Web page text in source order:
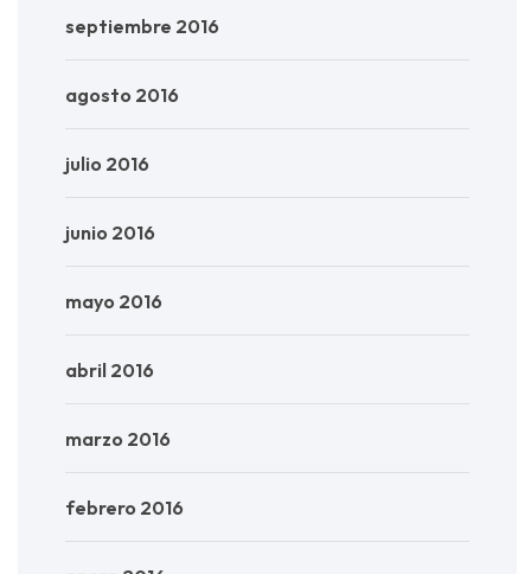
septiembre 2016
agosto 2016
julio 2016
junio 2016
mayo 2016
abril 2016
marzo 2016
febrero 2016